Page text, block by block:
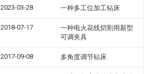
2023-03-28 一种多工位加工钻床
2018-07-17
一种电火花线切割用新型
可调夹具
2017-09-08 多角度调节钻床